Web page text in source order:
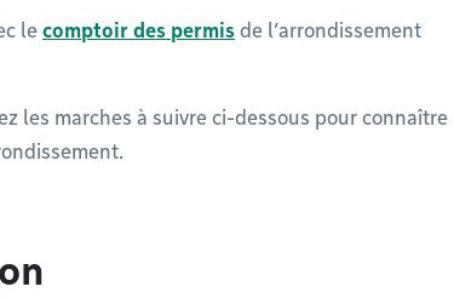
le comptoir des permis de l’arrondissement
les marches à suivre ci-dessous pour connaître